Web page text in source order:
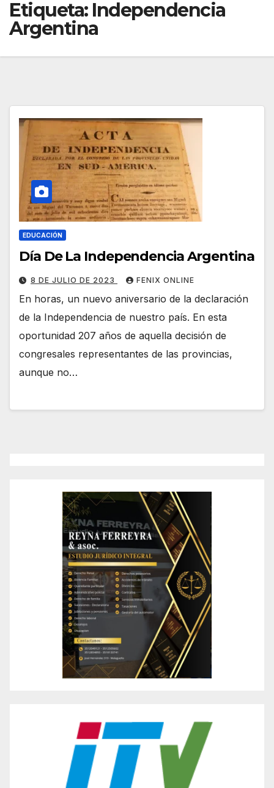
Etiqueta: Independencia
Argentina
EDUCACIÓN
Día De La Independencia Argentina
8 DE JULIO DE 2023 FENIX ONLINE
En horas, un nuevo aniversario de la declaración
de la Independencia de nuestro país. En esta
oportunidad 207 años de aquella decisión de
congresales representantes de las provincias,
aunque no…